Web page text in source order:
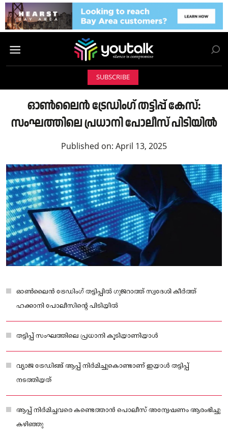
SUBSCRIBE
ഓണ്‍ലൈന്‍ ട്രേഡിംഗ് തട്ടിപ്പ് കേസ്:
സംഘത്തിലെ പ്രധാനി പോലീസ് പിടിയില്‍
Published on: April 13, 2025
ഓണ്‍ലൈന്‍ ട്രേഡിംഗ് തട്ടിപ്പില്‍ ഗുജറാത്ത് സ്വദേശി കീര്‍ത്ത്
ഹക്കാനി പോലീസിന്റെ പിടിയില്‍
തട്ടിപ്പ് സംഘത്തിലെ പ്രധാനി കൂടിയാണിയാൾ
വ്യാജ ട്രേഡിങ്ങ് ആപ്പ് നിര്‍മിച്ചുകൊണ്ടാണ് ഇയാൾ തട്ടിപ്പ്
നടത്തിയത്
ആപ്പ് നിര്‍മിച്ചവരെ കണ്ടെത്താന്‍ പൊലീസ് അന്വേഷണം ആരംഭിച്ചു
കഴിഞ്ഞു